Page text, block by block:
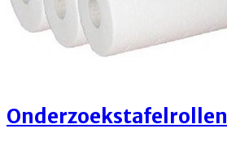
Onderzoekstafelrollen